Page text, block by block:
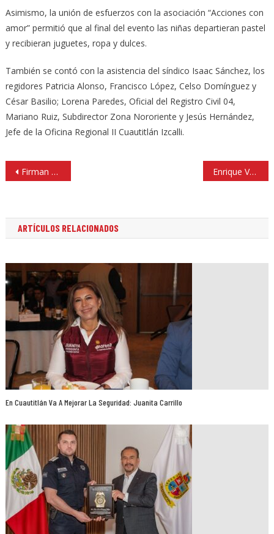
Asimismo, la unión de esfuerzos con la asociación “Acciones con
amor” permitió que al final del evento las niñas departieran pastel
y recibieran juguetes, ropa y dulces.
También se contó con la asistencia del síndico Isaac Sánchez, los
regidores Patricia Alonso, Francisco López, Celso Domínguez y
César Basilio; Lorena Paredes, Oficial del Registro Civil 04,
Mariano Ruiz, Subdirector Zona Nororiente y Jesús Hernández,
Jefe de la Oficina Regional II Cuautitlán Izcalli.
Navegación
de
Firman convenio Tlalnepantla e INAH para conservar Pirámide de Tenayuca Enrique Vargas reconoce trabajo del personal de la Brigada Forestal
ARTÍCULOS RELACIONADOS
En Cuautitlán Va A Mejorar La Seguridad: Juanita Carrillo